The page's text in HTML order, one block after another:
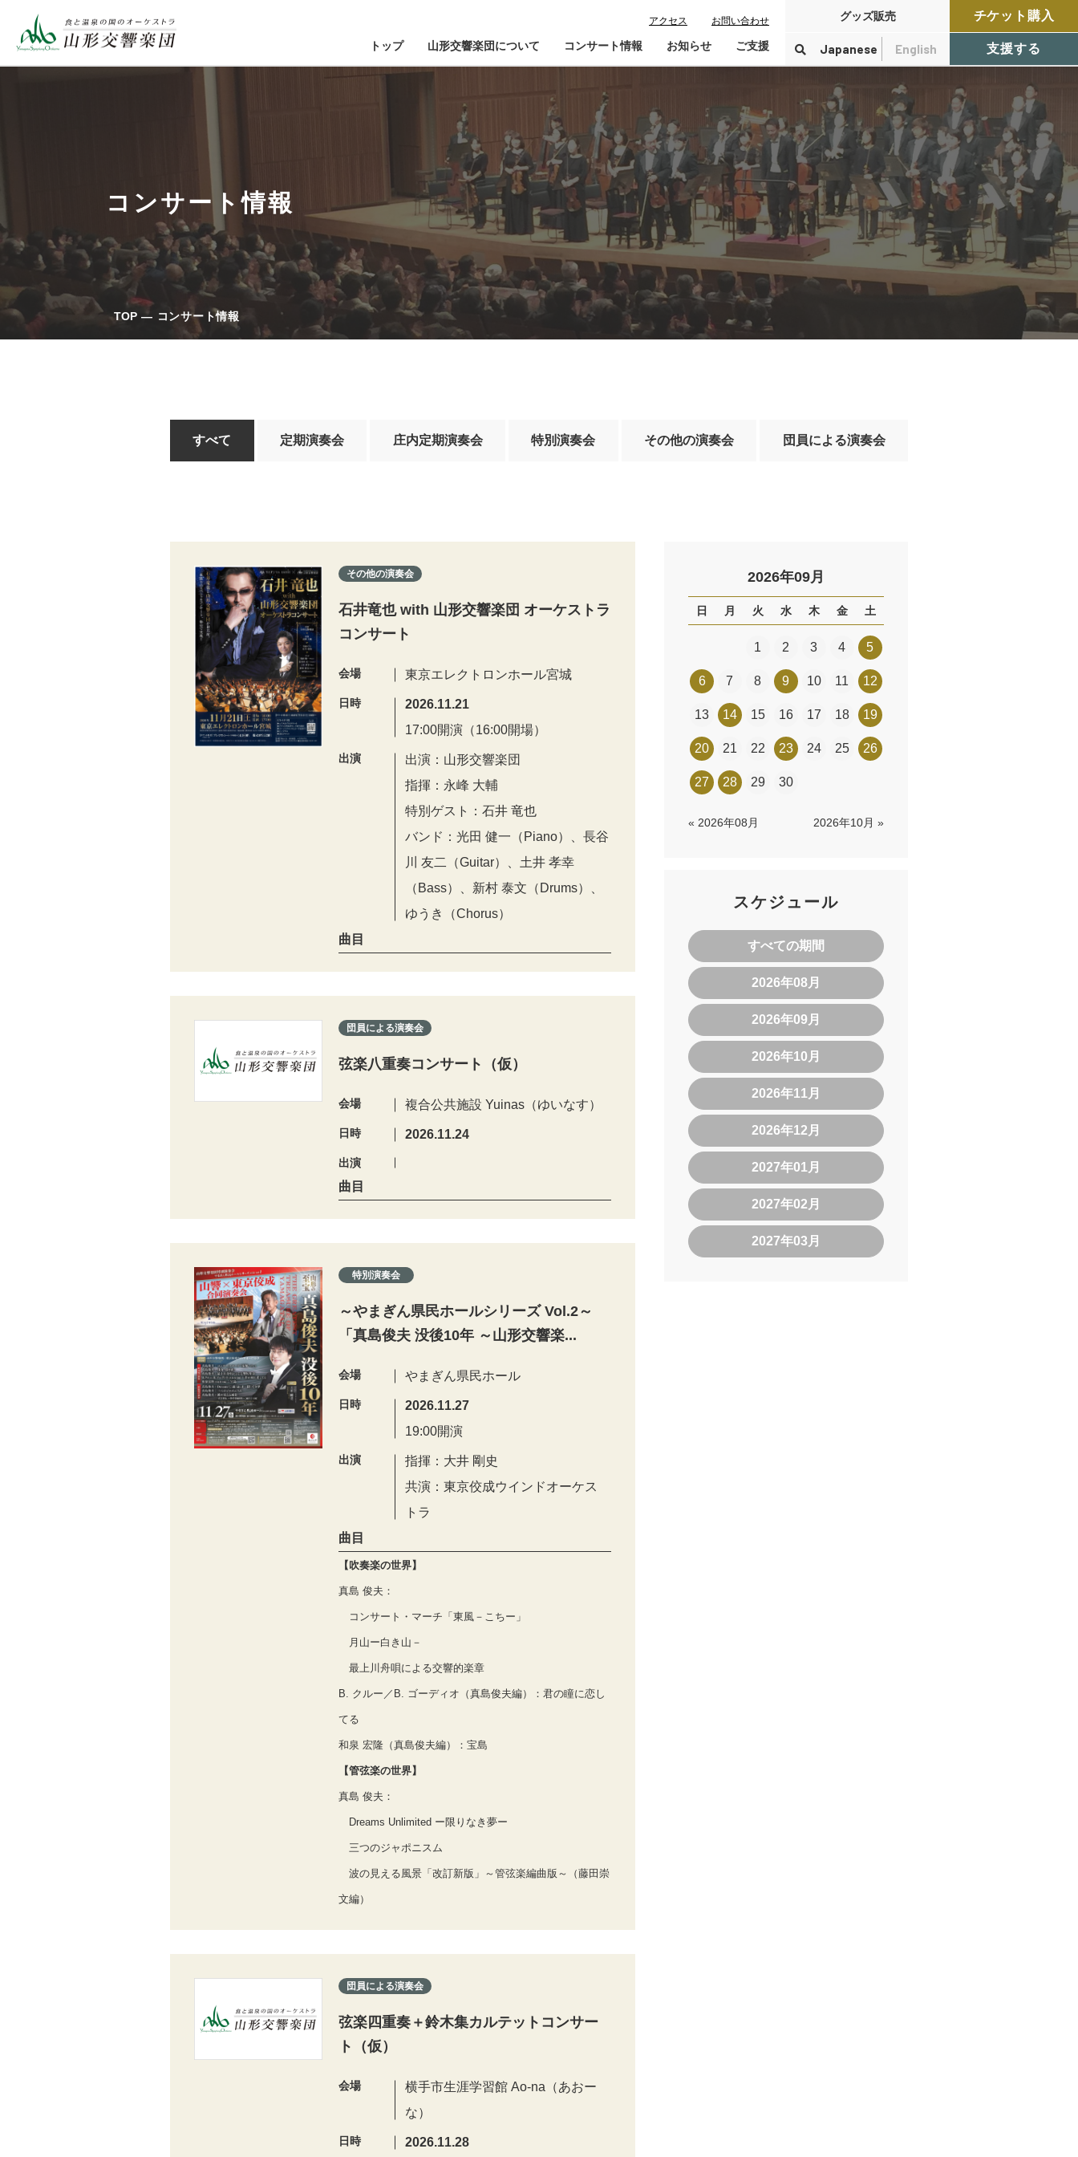
アクセス お問い合わせ
トップ 山形交響楽団について
山響が目指すもの
指揮者・楽団員紹介
山響アマデウスコア
山響の教育・地域交流
動画で見る山響
団体情報
コンサート情報
チケット購入ガイド
鑑賞会員入会
定期演奏会アーカイブ
お知らせ ご支援
寄付控除について
グッズ販売
Japanese English
チケット購入
支援する
コンサート情報
TOP コンサート情報
すべて 定期演奏会 庄内定期演奏会 特別演奏会 その他の演奏会 団員による演奏会
その他の演奏会
石井竜也 with 山形交響楽団 オーケストラ
コンサート
会場 東京エレクトロンホール宮城
日時
2026.11.21
17:00開演（16:00開場）
出演
出演：山形交響楽団
指揮：永峰 大輔
特別ゲスト：石井 竜也
バンド：光田 健一（Piano）、長谷
川 友二（Guitar）、土井 孝幸
（Bass）、新村 泰文（Drums）、
ゆうき（Chorus）
曲目
団員による演奏会
弦楽八重奏コンサート（仮）
会場 複合公共施設 Yuinas（ゆいなす）
日時 2026.11.24
出演
曲目
特別演奏会
～やまぎん県民ホールシリーズ Vol.2～
「真島俊夫 没後10年 ～山形交響楽...
会場 やまぎん県民ホール
日時
2026.11.27
19:00開演
出演
指揮：大井 剛史
共演：東京佼成ウインドオーケス
トラ
曲目
【吹奏楽の世界】
真島 俊夫：
コンサート・マーチ「東風－こちー」
月山ー白き山－
最上川舟唄による交響的楽章
B. クルー／B. ゴーディオ（真島俊夫編）：君の瞳に恋し
てる
和泉 宏隆（真島俊夫編）：宝島
【管弦楽の世界】
真島 俊夫：
Dreams Unlimited ー限りなき夢ー
三つのジャポニスム
波の見える風景「改訂新版」～管弦楽編曲版～（藤田崇
文編）
団員による演奏会
弦楽四重奏＋鈴木集カルテットコンサー
ト（仮）
会場
横手市生涯学習館 Ao-na（あおー
な）
日時 2026.11.28
2026年09月
日 月 火 水 木 金 土
1 2 3 4 5
6 7 8 9 10 11 12
13 14 15 16 17 18 19
20 21 22 23 24 25 26
27 28 29 30
« 2026年08月 2026年10月 »
スケジュール
すべての期間
2026年08月
2026年09月
2026年10月
2026年11月
2026年12月
2027年01月
2027年02月
2027年03月